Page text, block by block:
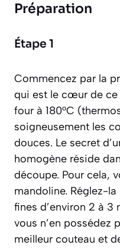
Préparation
Étape 1
Commencez par la
qui est le cœur de ce
four à 180°C
soigneusement les
douces. Le secret
homogène réside
découpe. Pour cela,
mandoline. Réglez-
fines d’environ 2 à 3
vous n’en possédez
meilleur couteau et